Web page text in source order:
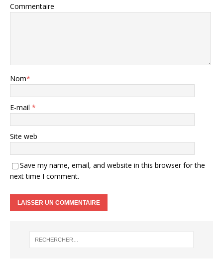
Commentaire
Nom*
E-mail *
Site web
Save my name, email, and website in this browser for the
next time I comment.